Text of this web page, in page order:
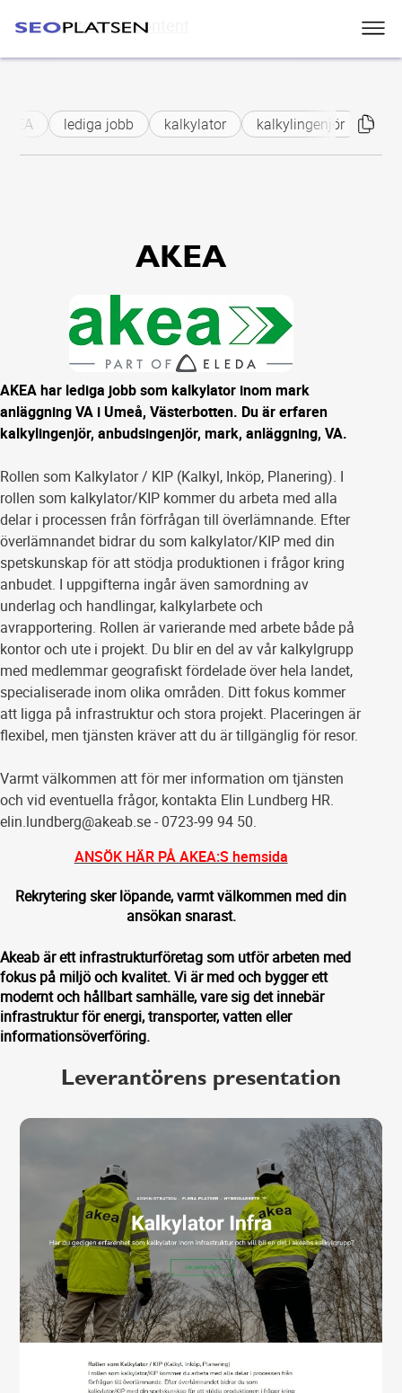
Skip to main content
lediga jobb kalkylator kalkylingenjör
AKEA
AKEA har lediga jobb som kalkylator inom mark
anläggning VA i Umeå, Västerbotten. Du är erfaren
kalkylingenjör, anbudsingenjör, mark, anläggning, VA.
Rollen som Kalkylator / KIP (Kalkyl, Inköp, Planering). I
rollen som kalkylator/KIP kommer du arbeta med alla
delar i processen från förfrågan till överlämnande. Efter
överlämnandet bidrar du som kalkylator/KIP med din
spetskunskap för att stödja produktionen i frågor kring
anbudet. I uppgifterna ingår även samordning av
underlag och handlingar, kalkylarbete och
avrapportering. Rollen är varierande med arbete både på
kontor och ute i projekt. Du blir en del av vår kalkylgrupp
med medlemmar geografiskt fördelade över hela landet,
specialiserade inom olika områden. Ditt fokus kommer
att ligga på infrastruktur och stora projekt. Placeringen är
flexibel, men tjänsten kräver att du är tillgänglig för resor.
Varmt välkommen att för mer information om tjänsten
och vid eventuella frågor, kontakta Elin Lundberg HR.
elin.lundberg@akeab.se - 0723-99 94 50.
ANSÖK HÄR PÅ AKEA:S hemsida
Rekrytering sker löpande, varmt välkommen med din
ansökan snarast.
Akeab är ett infrastrukturföretag som utför arbeten med
fokus på miljö och kvalitet. Vi är med och bygger ett
modernt och hållbart samhälle, vare sig det innebär
infrastruktur för energi, transporter, vatten eller
informationsöverföring.
Leverantörens presentation